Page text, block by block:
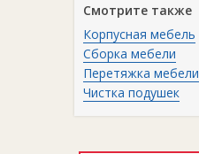
Смотрите также
Корпусная мебель
Сборка мебели
Перетяжка мебели
Чистка подушек